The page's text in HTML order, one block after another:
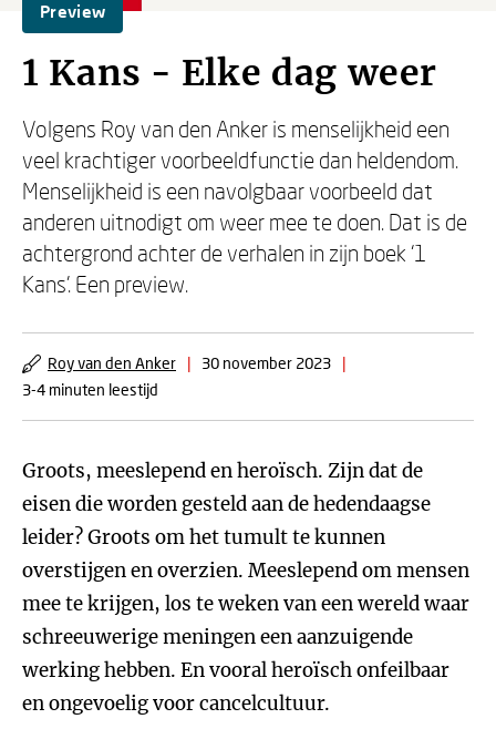
Preview
1 Kans - Elke dag weer
Volgens Roy van den Anker is menselijkheid een
veel krachtiger voorbeeldfunctie dan heldendom.
Menselijkheid is een navolgbaar voorbeeld dat
anderen uitnodigt om weer mee te doen. Dat is de
achtergrond achter de verhalen in zijn boek ‘1
Kans’. Een preview.
Roy van den Anker | 30 november 2023
|
3-4 minuten leestijd
Groots, meeslepend en heroïsch. Zijn dat de
eisen die worden gesteld aan de hedendaagse
leider? Groots om het tumult te kunnen
overstijgen en overzien. Meeslepend om mensen
mee te krijgen, los te weken van een wereld waar
schreeuwerige meningen een aanzuigende
werking hebben. En vooral heroïsch onfeilbaar
en ongevoelig voor cancelcultuur.